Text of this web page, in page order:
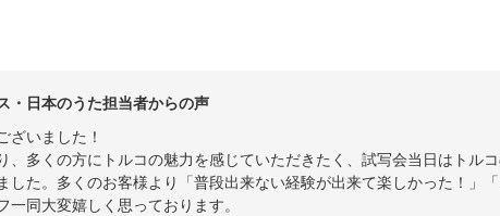
日本のうた担当者からの声
ざいました！
、多くの方にトルコの魅力を感じていただきたく、試写会当日はトル
した。多くのお客様より「普段出来ない経験が出来て楽しかった！」
同大変嬉しく思っております。